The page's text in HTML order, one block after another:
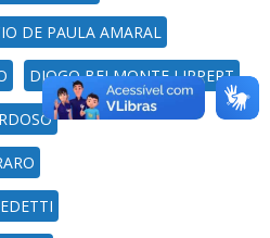
DE PAULA AMARAL
DIOGO BELMONTE LIPPERT